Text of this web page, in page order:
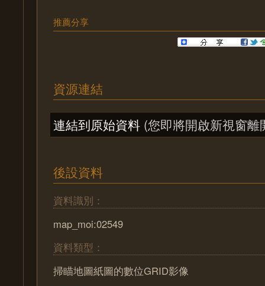
推薦分享
資源連結
連結到原始資料 (您即將開啟新視窗離
後設資料
資料識別：
map_moi:02549
資料類型：
掃瞄地圖紙圖的數位GRID影像